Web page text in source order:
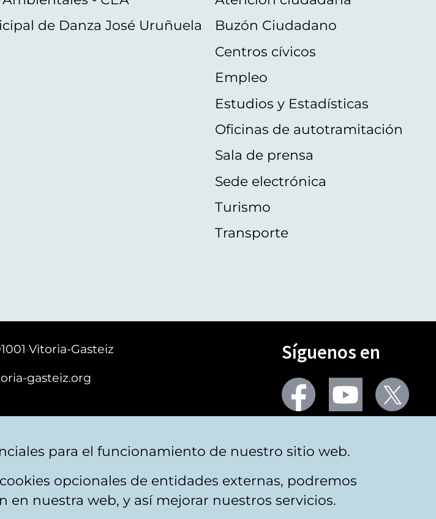
de Danza José Uruñuela
Buzón Ciudadano
Centros cívicos
Empleo
Estudios y Estadísticas
Oficinas de autotramitación
Sala de prensa
Sede electrónica
Turismo
Transporte
Vitoria-Gasteiz
gasteiz.org
Síguenos en
Seguir
en
facebook
Seguir
en
youtubeX
Contacto
para el funcionamiento de nuestro sitio web.
opcionales de entidades externas, podremos
nuestra web, y así mejorar nuestros servicios.